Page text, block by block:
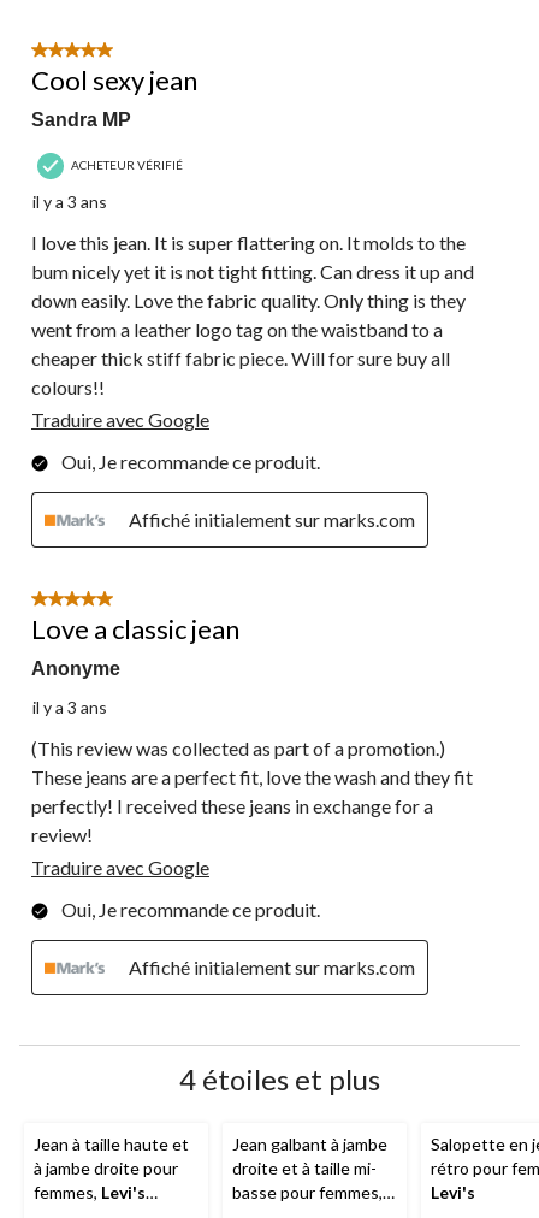
5 étoile(s) sur 5.
Cool sexy jean
Sandra MP
ACHETEUR VÉRIFIÉ
il y a 3 ans
I love this jean. It is super flattering on. It molds to the
bum nicely yet it is not tight fitting. Can dress it up and
down easily. Love the fabric quality. Only thing is they
went from a leather logo tag on the waistband to a
cheaper thick stiff fabric piece. Will for sure buy all
colours!!
Traduire avec Google
Oui, Je recommande ce produit.
Affiché initialement sur marks.com
5 étoile(s) sur 5.
Love a classic jean
Anonyme
il y a 3 ans
(This review was collected as part of a promotion.)
These jeans are a perfect fit, love the wash and they fit
perfectly! I received these jeans in exchange for a
review!
Traduire avec Google
Oui, Je recommande ce produit.
Affiché initialement sur marks.com
4 étoiles et plus
Jean à taille haute et
à jambe droite pour
femmes, Levi's
Jean galbant à jambe
droite et à taille mi-
basse pour femmes,
Salopette en
rétro pour
Levi's